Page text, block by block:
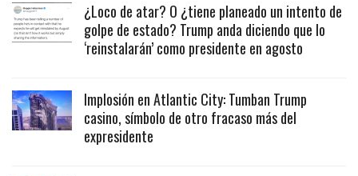
¿Loco de atar? O ¿tiene planeado un intento de
golpe de estado? Trump anda diciendo que lo
‘reinstalarán’ como presidente en agosto
Implosión en Atlantic City: Tumban Trump
casino, símbolo de otro fracaso más del
expresidente